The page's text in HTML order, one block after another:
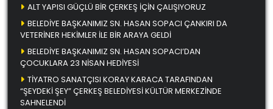
ALT YAPISI GÜÇLÜ BİR ÇERKEŞ İÇİN ÇALIŞIYORUZ
BELEDİYE BAŞKANIMIZ SN. HASAN SOPACI ÇANKIRI DA
VETERİNER HEKİMLER İLE BİR ARAYA GELDİ
BELEDİYE BAŞKANIMIZ SN. HASAN SOPACI’DAN
ÇOCUKLARA 23 NİSAN HEDİYESİ
TİYATRO SANATÇISI KORAY KARACA TARAFINDAN
“ŞEYDEKİ ŞEY” ÇERKEŞ BELEDİYESİ KÜLTÜR MERKEZİNDE
SAHNELENDİ